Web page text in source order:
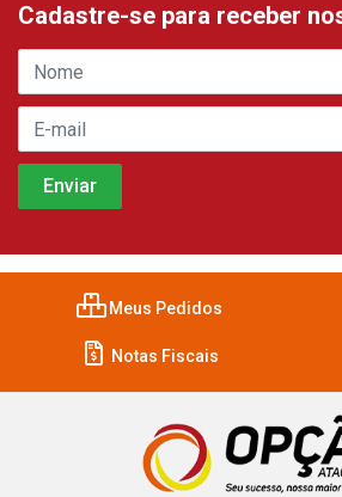
Cadastre-se para receber
Meus Pedidos
Notas Fiscais